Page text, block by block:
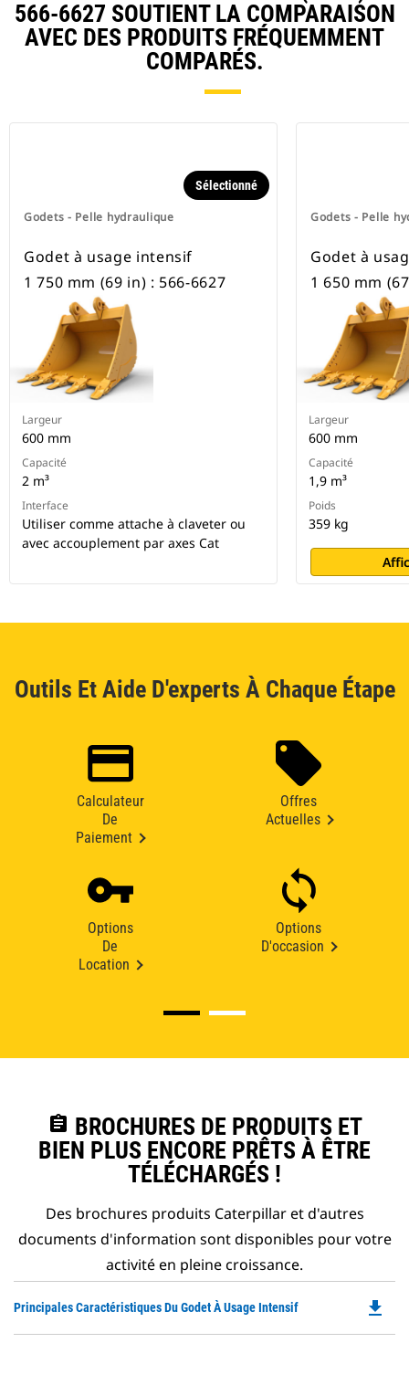
hydrauliques à chaines et sur
pneus.
566-6627 SOUTIENT LA COMPARAISON
AVEC DES PRODUITS FRÉQUEMMENT
COMPARÉS.
Godets - Pelle hydraulique
Sélectionné
Godet à usage intensif
1 750 mm (69 in) : 566-6627
Largeur
600 mm
Capacité
2 m³
Interface
Utiliser comme attache à claveter ou
avec accouplement par axes Cat
Godets - Pelle
Godet à
1 650 mm
Largeur
600 mm
Capacité
1,9 m³
Poids
359 kg
Outils Et Aide D'experts À Chaque Étape
Calculateur
De
Paiement
Offres
Actuelles
Options
De
Location
Options
D'occasion
assignment BROCHURES DE PRODUITS ET
BIEN PLUS ENCORE PRÊTS À ÊTRE
TÉLÉCHARGÉS !
Des brochures produits Caterpillar et d'autres
documents d'information sont disponibles pour votre
activité en pleine croissance.
Principales Caractéristiques Du Godet À Usage Intensif file_download